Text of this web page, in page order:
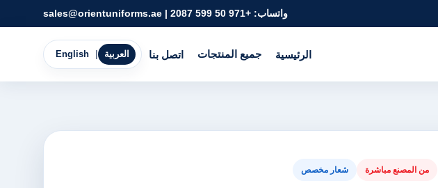
واتساب: +971 50 599 2087
|
sales@orientuniforms.ae
الرئيسية جميع المنتجات اتصل بنا English العربية
من المصنع مباشرة شعار مخصص